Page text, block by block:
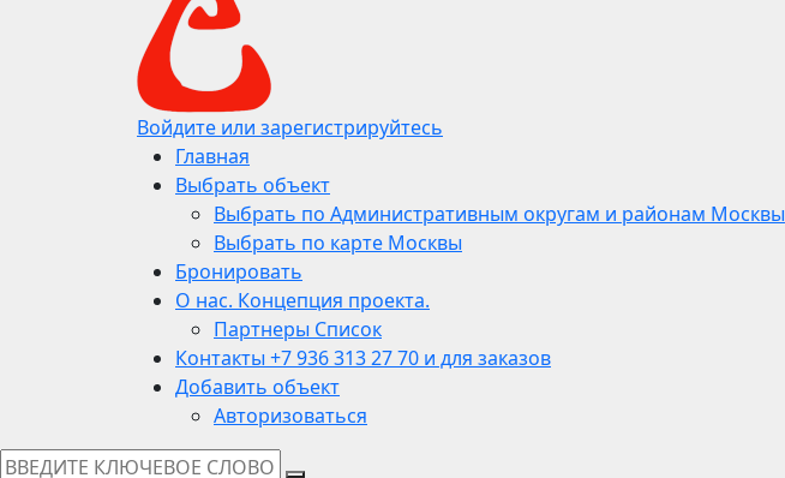
Войдите или зарегистрируйтесь
Главная
Выбрать объект
Выбрать по Административным округам и районам Москвы
Выбрать по карте Москвы
Бронировать
О нас. Концепция проекта.
Партнеры Список
Контакты +7 936 313 27 70 и для заказов
Добавить объект
Авторизоваться